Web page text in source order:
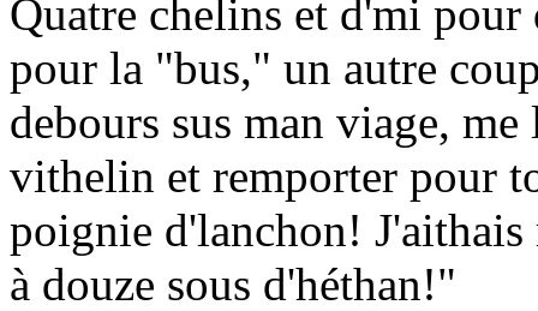
Quatre chelins et d'mi pour
pour la "bus," un autre
debours sus man viage,
vithelin et remporter pour
poignie d'lanchon!
à douze sous d'héthan!"